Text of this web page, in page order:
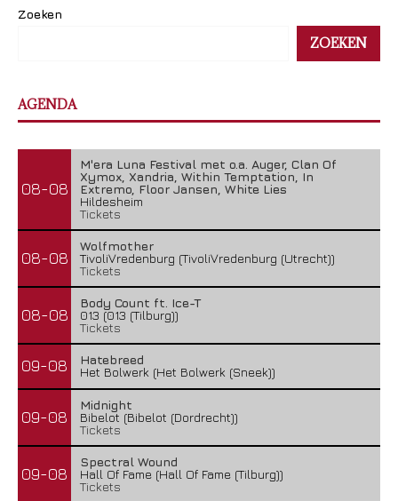
Zoeken
ZOEKEN
AGENDA
08-08
M'era Luna Festival met o.a. Auger, Clan Of
Xymox, Xandria, Within Temptation, In
Extremo, Floor Jansen, White Lies
Hildesheim
Tickets
08-08
Wolfmother
TivoliVredenburg (TivoliVredenburg (Utrecht))
Tickets
08-08
Body Count ft. Ice-T
013 (013 (Tilburg))
Tickets
09-08
Hatebreed
Het Bolwerk (Het Bolwerk (Sneek))
09-08
Midnight
Bibelot (Bibelot (Dordrecht))
Tickets
09-08
Spectral Wound
Hall Of Fame (Hall Of Fame (Tilburg))
Tickets